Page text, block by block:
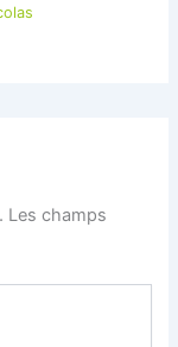
Les champs